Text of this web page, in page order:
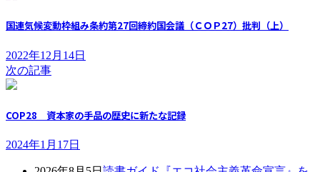
国連気候変動枠組み条約第27回締約国会議（ＣＯＰ27）批判（上）
2022年12月14日
次の記事
COP28 資本家の手品の歴史に新たな記録
2024年1月17日